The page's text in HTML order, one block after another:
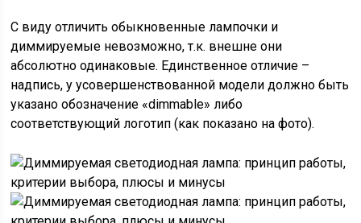
С виду отличить обыкновенные лампочки и
диммируемые невозможно, т.к. внешне они
абсолютно одинаковые. Единственное отличие –
надпись, у усовершенствованной модели должно быть
указано обозначение «dimmable» либо
соответствующий логотип (как показано на фото).